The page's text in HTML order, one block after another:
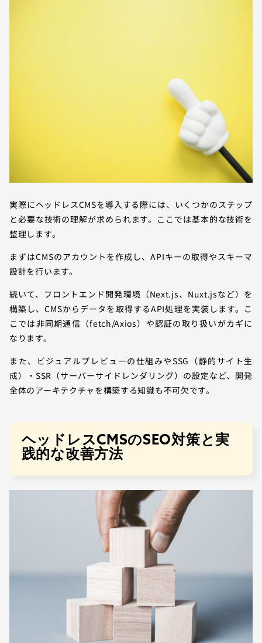
実際にヘッドレスCMSを導入する際には、いくつかのステップ
と必要な技術の理解が求められます。ここでは基本的な技術を
整理します。
まずはCMSのアカウントを作成し、APIキーの取得やスキーマ
設計を行います。
続いて、フロントエンド開発環境（Next.js、Nuxt.jsなど）を
構築し、CMSからデータを取得するAPI処理を実装します。こ
こでは非同期通信（fetch/Axios）や認証の取り扱いがカギに
なります。
また、ビジュアルプレビューの仕組みやSSG（静的サイト生
成）・SSR（サーバーサイドレンダリング）の設定など、開発
全体のアーキテクチャを構築する知識も不可欠です。
ヘッドレスCMSのSEO対策と実
践的な改善方法